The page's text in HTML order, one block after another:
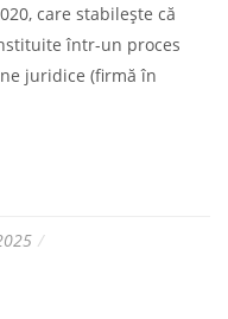
care stabilește că
într-un proces
juridice (firmă în